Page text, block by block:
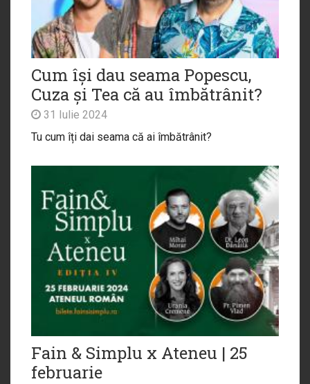
Cum își dau seama Popescu,
Cuza și Tea că au îmbătrânit?
31 Iulie 2024
Tu cum îți dai seama că ai îmbătrânit?
Fain & Simplu x Ateneu | 25
februarie